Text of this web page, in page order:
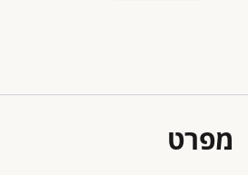
מפרט